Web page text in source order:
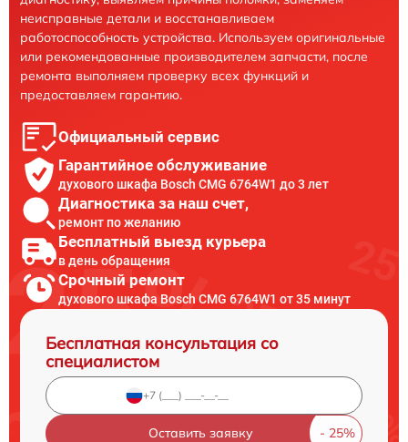
неисправные детали и восстанавливаем
работоспособность устройства. Используем оригинальные
или рекомендованные производителем запчасти, после
ремонта выполняем проверку всех функций и
предоставляем гарантию.
Официальный сервис
Гарантийное обслуживание
духового шкафа Bosch CMG 6764W1 до 3 лет
Диагностика за наш счет,
ремонт по желанию
Бесплатный выезд курьера
в день обращения
Срочный ремонт
духового шкафа Bosch CMG 6764W1 от 35 минут
Бесплатная консультация со
специалистом
Оставить заявку